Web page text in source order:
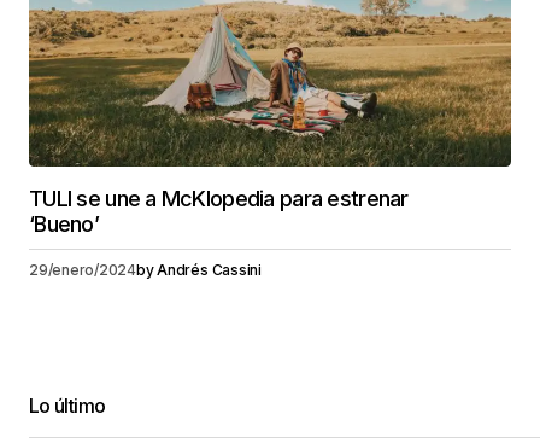
TULI se une a McKlopedia para estrenar
‘Bueno’
29/enero/2024byAndrés Cassini
Lo último